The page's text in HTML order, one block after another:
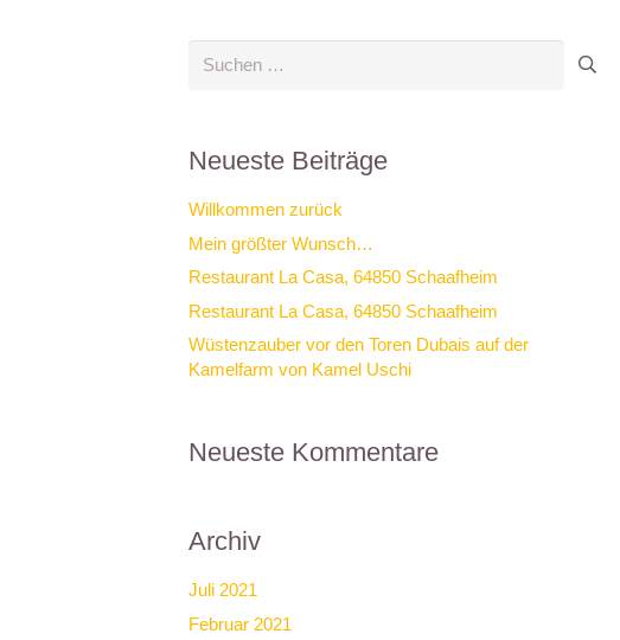
Suchen
Neueste Beiträge
Willkommen zurück
Mein größter Wunsch…
Restaurant La Casa, 64850 Schaafheim
Restaurant La Casa, 64850 Schaafheim
Wüstenzauber vor den Toren Dubais auf der
Kamelfarm von Kamel Uschi
Neueste Kommentare
Archiv
Juli 2021
Februar 2021